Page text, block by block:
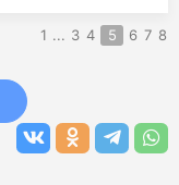
1 ... 3 4 5 6 7 8